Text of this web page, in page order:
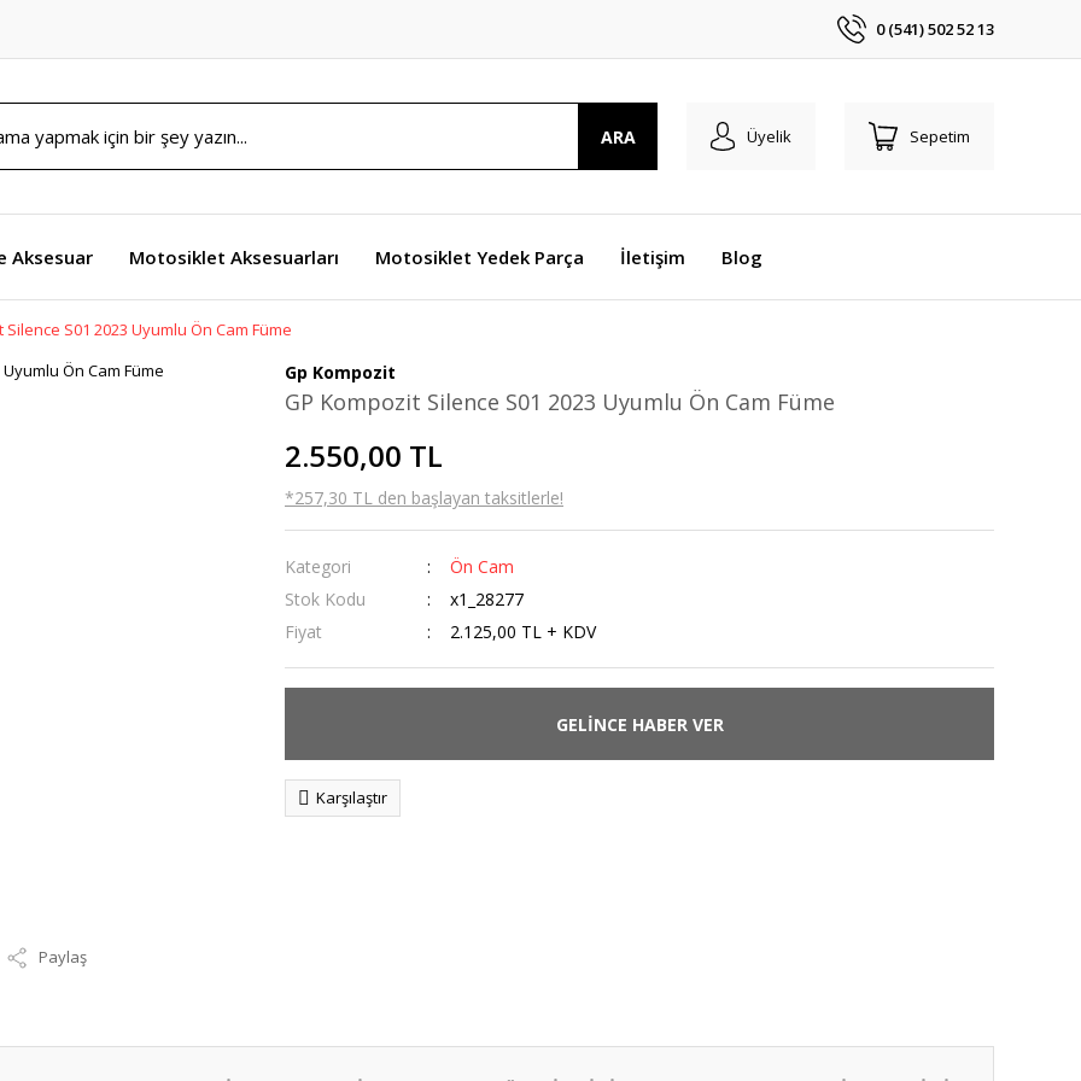
0 (541) 502 52 13
ARA Üyelik Sepetim
Aksesuar Motosiklet Aksesuarları Motosiklet Yedek Parça İletişim Blog
S01 2023 Uyumlu Ön Cam Füme
Paylaş
Gp Kompozit
GP Kompozit Silence S01 2023 Uyumlu Ön Cam Füme
2.550,00 TL
*257,30 TL den başlayan taksitlerle!
Kategori
Ön Cam
Stok Kodu
x1_28277
Fiyat
2.125,00 TL + KDV
GELİNCE HABER VER
Karşılaştır